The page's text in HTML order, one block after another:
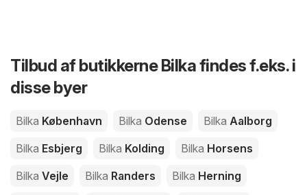
Tilbud af butikkerne Bilka findes f.eks. i
disse byer
Bilka København Bilka Odense Bilka Aalborg
Bilka Esbjerg Bilka Kolding Bilka Horsens
Bilka Vejle Bilka Randers Bilka Herning